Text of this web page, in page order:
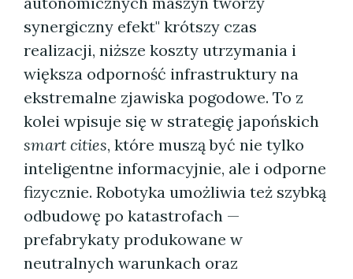
synergiczny efekt" krótszy czas
realizacji, niższe koszty utrzymania i
większa odporność infrastruktury na
ekstremalne zjawiska pogodowe. To z
kolei wpisuje się w strategię japońskich
smart cities, które muszą być nie tylko
inteligentne informacyjnie, ale i odporne
fizycznie. Robotyka umożliwia też szybką
odbudowę po katastrofach —
prefabrykaty produkowane w
neutralnych warunkach oraz